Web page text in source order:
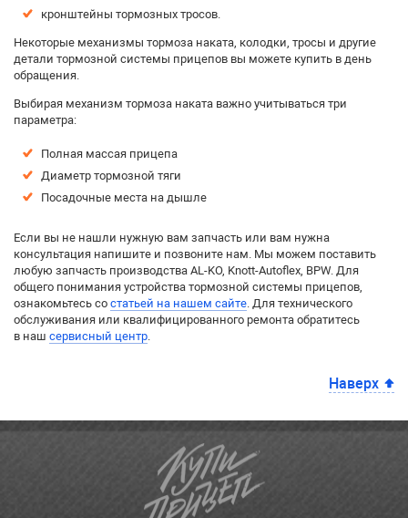
кронштейны тормозных тросов.
Некоторые механизмы тормоза наката, колодки, тросы и другие
детали тормозной системы прицепов вы можете купить в день
обращения.
Выбирая механизм тормоза наката важно учитываться три
параметра:
Полная массая прицепа
Диаметр тормозной тяги
Посадочные места на дышле
Если вы не нашли нужную вам запчасть или вам нужна
консультация напишите и позвоните нам. Мы можем поставить
любую запчасть производства AL-KO, Knott-Autoflex, BPW. Для
общего понимания устройства тормозной системы прицепов,
ознакомьтесь со статьей на нашем сайте. Для технического
обслуживания или квалифицированного ремонта обратитесь
в наш сервисный центр.
Наверх